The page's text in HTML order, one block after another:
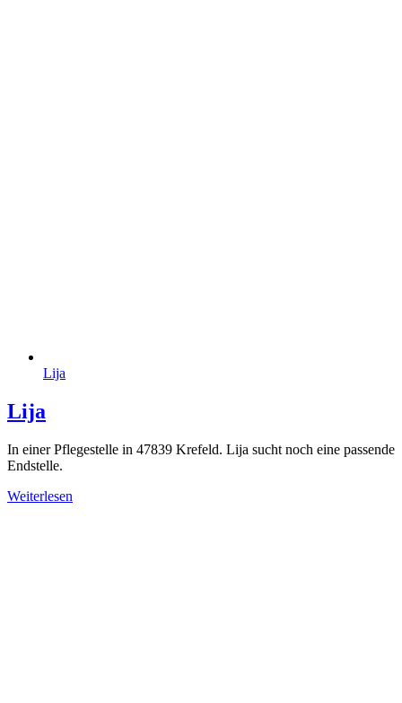
Lija
Lija
In einer Pflegestelle in 47839 Krefeld. Lija sucht noch eine passende
Endstelle.
Weiterlesen